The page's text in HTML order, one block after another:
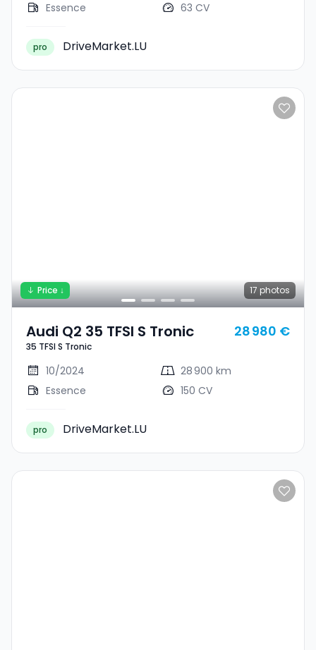
Essence
63 CV
pro DriveMarket.LU
17 photos
Price ↓
Audi Q2 35 TFSI S Tronic
35 TFSI S Tronic
28 980 €
10/2024
28 900 km
Essence
150 CV
pro DriveMarket.LU